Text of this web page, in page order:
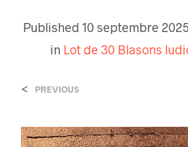
Published 10 septembre
in Lot de 30 Blasons
< PREVIOUS